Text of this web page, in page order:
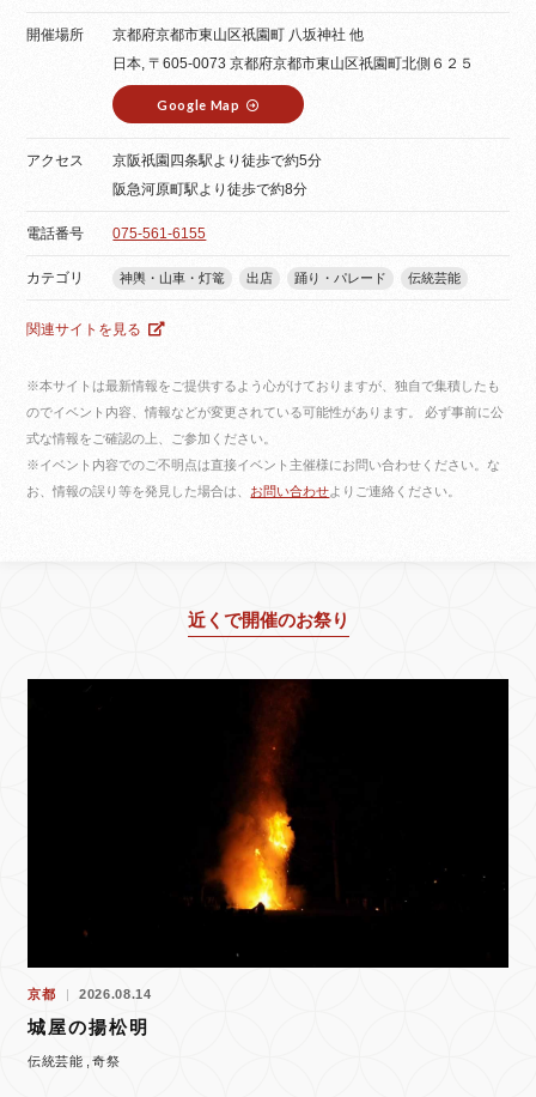
開催場所
京都府京都市東山区祇園町 八坂神社 他
日本, 〒605-0073 京都府京都市東山区祇園町北側６２５
Google Map
アクセス
京阪祇園四条駅より徒歩で約5分
阪急河原町駅より徒歩で約8分
電話番号 075-561-6155
カテゴリ 神輿・山車・灯篭 出店 踊り・パレード 伝統芸能
関連サイトを見る
※本サイトは最新情報をご提供するよう心がけておりますが、独自で集積したも
のでイベント内容、情報などが変更されている可能性があります。 必ず事前に公
式な情報をご確認の上、ご参加ください。
※イベント内容でのご不明点は直接イベント主催様にお問い合わせください。な
お、情報の誤り等を発見した場合は、 お問い合わせよりご連絡ください。
近くで開催のお祭り
京都 2026.08.14
城屋の揚松明
伝統芸能 奇祭